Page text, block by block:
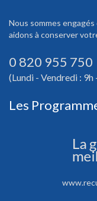
Nous sommes
aidons à conserver
0 820 955 750
(Lundi - Vendredi :
Les